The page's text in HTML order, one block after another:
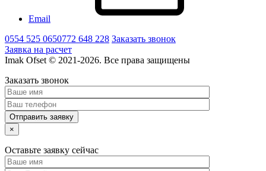
Email
0554 525 0650772 648 228 Заказать звонок
Заявка на расчет
Imak Ofset © 2021-2026. Все права защищены
Заказать звонок
×
Оставьте заявку сейчас